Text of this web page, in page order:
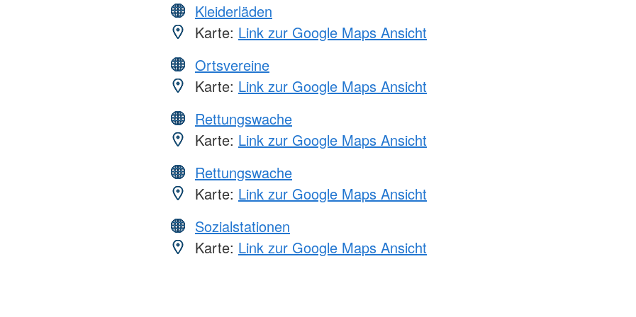
Kleiderläden
Karte: Link zur Google Maps Ansicht
Ortsvereine
Karte: Link zur Google Maps Ansicht
Rettungswache
Karte: Link zur Google Maps Ansicht
Rettungswache
Karte: Link zur Google Maps Ansicht
Sozialstationen
Karte: Link zur Google Maps Ansicht